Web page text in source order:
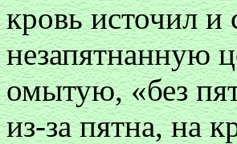
кровь источил и
незапятнанную
омытую, «без
из-за пятна, на